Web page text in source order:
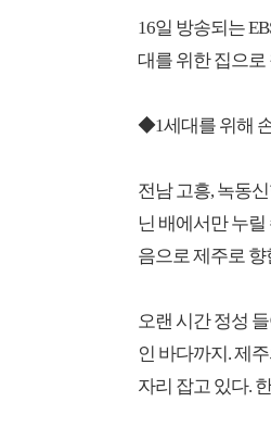
16일 방송되는
대를 위한 집으로
◆1세대를 위해
전남 고흥, 녹동
닌 배에서만 누
음으로 제주로 향
오랜 시간 정성
인 바다까지. 제
자리 잡고 있다.